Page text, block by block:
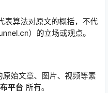
表算法对原文的概括，不代
）的立场或观点。
始文章、图片、视频等素
平台 所有。